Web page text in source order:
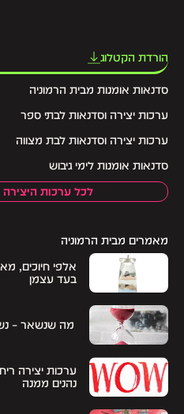
הורדת הקטלוג
סדנאות אומנות מבית הרמוניה
ערכות יצירה וסדנאות לבתי ספר
ערכות יצירה וסדנאות לבת מצווה
סדנאות אומנות לימי גיבוש
לכל ערכות
מאמרים מבית הרמוניה
אלפי חיוכים,
בעד עצמן
מה שנשאר –
ערכות יצירה
נהנים ממנה